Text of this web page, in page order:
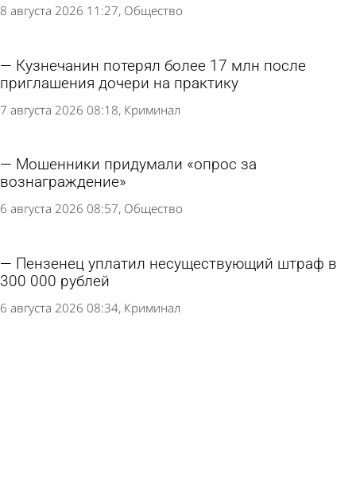
8 августа 2026 11:27 Общество
Кузнечанин потерял более 17 млн после
приглашения дочери на практику
7 августа 2026 08:18 Криминал
Мошенники придумали «опрос за
вознаграждение»
6 августа 2026 08:57 Общество
Пензенец уплатил несуществующий штраф в
300 000 рублей
6 августа 2026 08:34 Криминал